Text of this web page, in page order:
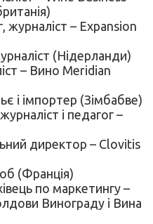
– Expansion
(Нідерланди)
– Вино Meridian
і імпортер (Зімбабве)
і педагог –
директор – Clovitis
(Франція)
по маркетингу –
Винограду і Вина